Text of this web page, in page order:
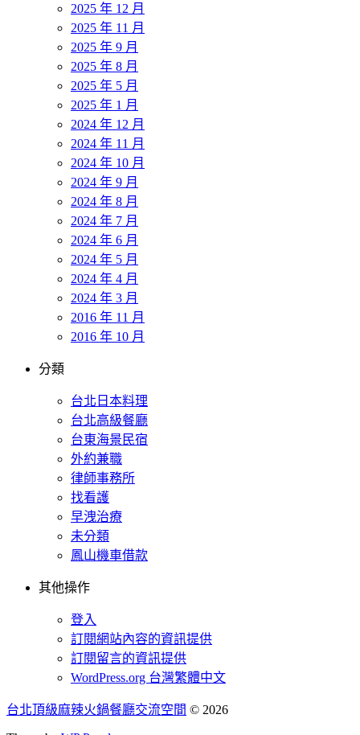
2025 年 12 月
2025 年 11 月
2025 年 9 月
2025 年 8 月
2025 年 5 月
2025 年 1 月
2024 年 12 月
2024 年 11 月
2024 年 10 月
2024 年 9 月
2024 年 8 月
2024 年 7 月
2024 年 6 月
2024 年 5 月
2024 年 4 月
2024 年 3 月
2016 年 11 月
2016 年 10 月
分類
台北日本料理
台北高級餐廳
台東海景民宿
外約兼職
律師事務所
找看護
早洩治療
未分類
鳳山機車借款
其他操作
登入
訂閱網站內容的資訊提供
訂閱留言的資訊提供
WordPress.org 台灣繁體中文
台北頂級麻辣火鍋餐廳交流空間 © 2026